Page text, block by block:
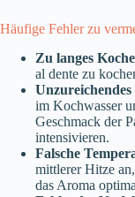
Häufige Fehler zu
Zu langes
al dente zu
im Kochwasser
Geschmack der
intensivieren.
Falsche
mittlerer Hitze
das Aroma